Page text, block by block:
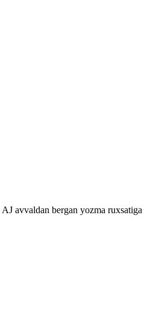
AJ avvaldan bergan yozma ruxsatiga